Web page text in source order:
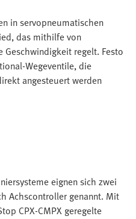
in servopneumatischen
das mithilfe von
regelt. Festo
Wegeventile, die
angesteuert werden
eignen sich zwei
Achscontroller genannt. Mit
CPX-CMPX geregelte